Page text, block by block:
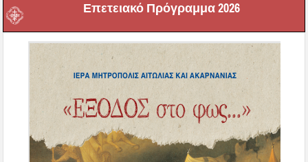
Επετειακό Πρόγραμμα 2026